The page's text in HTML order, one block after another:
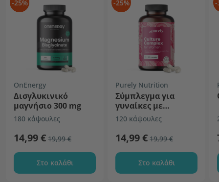
-25%
OnEnergy
Δισγλυκινικό
μαγνήσιο 300 mg
180 κάψουλες
14,99 € 19,99 €
Στο καλάθι
-25%
Purely Nutrition
Σύμπλεγμα για
γυναίκες με
μικροβιακές
καλλιέργειες
120 κάψουλες
14,99 € 19,99 €
Στο καλάθι
-